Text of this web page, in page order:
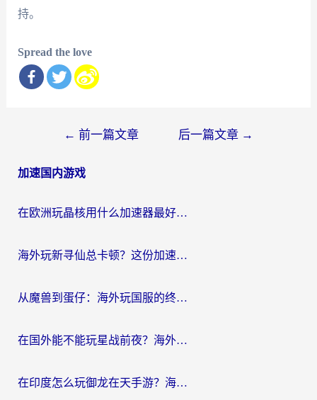
持。
Spread the love
导
← 前一篇文章 后一篇文章 →
加速国内游戏
在欧洲玩晶核用什么加速器最好呢？一个老玩家的真心话
海外玩新寻仙总卡顿？这份加速器选择指南让你秒回国服流畅体验
从魔兽到蛋仔：海外玩国服的终极加速指南，找到你的专属高速通道
在国外能不能玩星战前夜？海外党国服游戏不卡顿的秘密武器在这里
在印度怎么玩御龙在天手游？海外党畅玩国服的终极生存指南